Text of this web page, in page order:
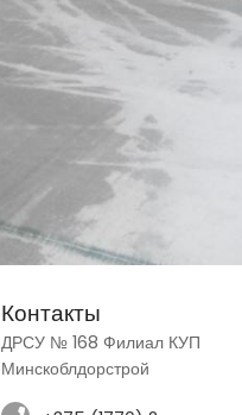
Контакты
ДРСУ № 168 Филиал КУП
Минскоблдорстрой